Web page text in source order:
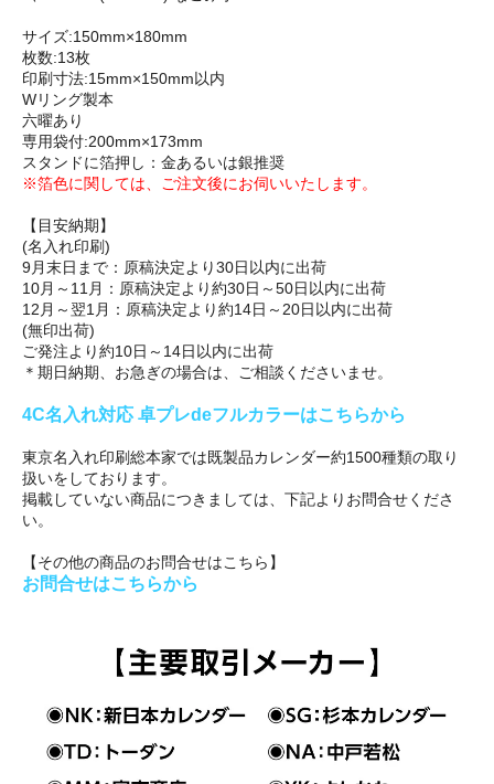
サイズ:150mm×180mm
枚数:13枚
印刷寸法:15mm×150mm以内
Wリング製本
六曜あり
専用袋付:200mm×173mm
スタンドに箔押し：金あるいは銀推奨
※箔色に関しては、ご注文後にお伺いいたします。
【目安納期】
(名入れ印刷)
9月末日まで：原稿決定より30日以内に出荷
10月～11月：原稿決定より約30日～50日以内に出荷
12月～翌1月：原稿決定より約14日～20日以内に出荷
(無印出荷)
ご発注より約10日～14日以内に出荷
＊期日納期、お急ぎの場合は、ご相談くださいませ。
4C名入れ対応 卓プレdeフルカラーはこちらから
東京名入れ印刷総本家では既製品カレンダー約1500種類の取り
扱いをしております。
掲載していない商品につきましては、下記よりお問合せくださ
い。
【その他の商品のお問合せはこちら】
お問合せはこちらから